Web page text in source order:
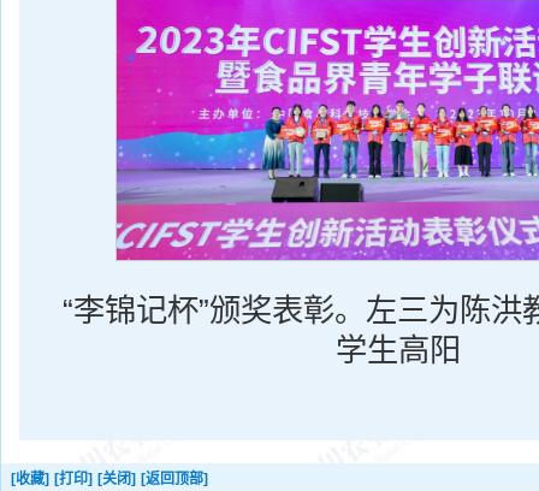
“李锦记杯”颁奖表彰。左三为陈
学生高阳
[收藏] [打印] [关闭] [返回顶部]